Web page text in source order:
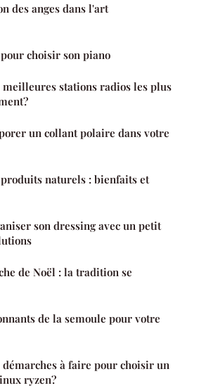
des anges dans l'art
choisir son piano
meilleures stations radios les plus
un collant polaire dans votre
naturels : bienfaits et
son dressing avec un petit
de Noël : la tradition se
de la semoule pour votre
démarches à faire pour choisir un
ryzen?